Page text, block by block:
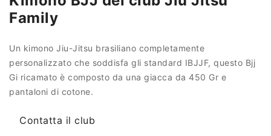
Family
Un kimono Jiu-Jitsu brasiliano completamente
personalizzato che soddisfa gli standard IBJJF, questo Bjj
Gi ricamato è composto da una giacca da 450 Gr e
pantaloni di cotone.
Contatta il club